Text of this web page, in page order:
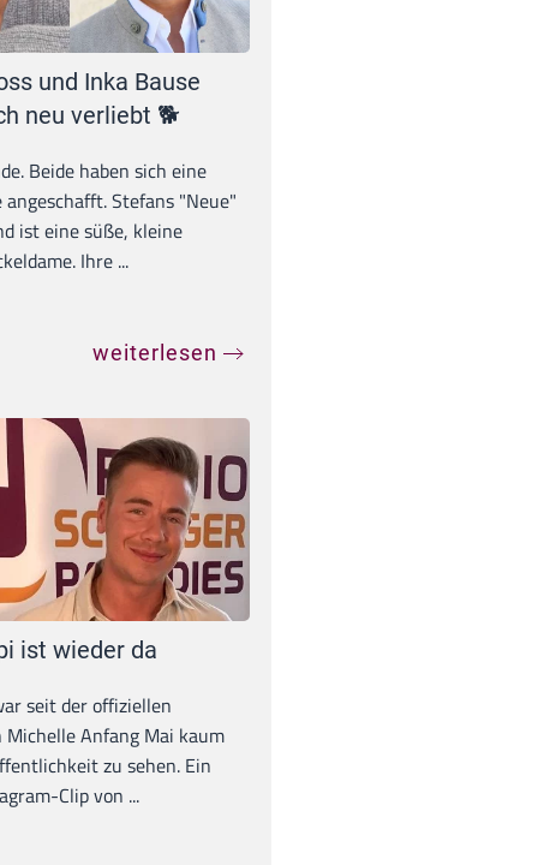
und Inka Bause
neu verliebt 🐕
Beide haben sich eine
angeschafft. Stefans "Neue"
ist eine süße, kleine
Ihre ...
weiterlesen
ist wieder da
seit der offiziellen
Michelle Anfang Mai kaum
zu sehen. Ein
Clip von ...